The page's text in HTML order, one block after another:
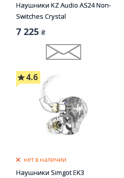
Наушники KZ Audio AS24 Non-
Switches Crystal
7 225 ₴
4.6
нет в наличии
Наушники Simgot EK3